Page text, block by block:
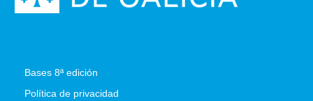
Bases 8ª edición
Política de privacidad